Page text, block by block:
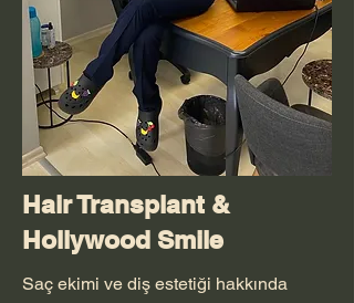
Hair Transplant &
Hollywood Smile
Saç ekimi ve diş estetiği hakkında